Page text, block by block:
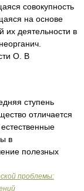
совокупность
на основе
их деятельности в
О. В
ступень
отличается
в
полезных
проблемы: